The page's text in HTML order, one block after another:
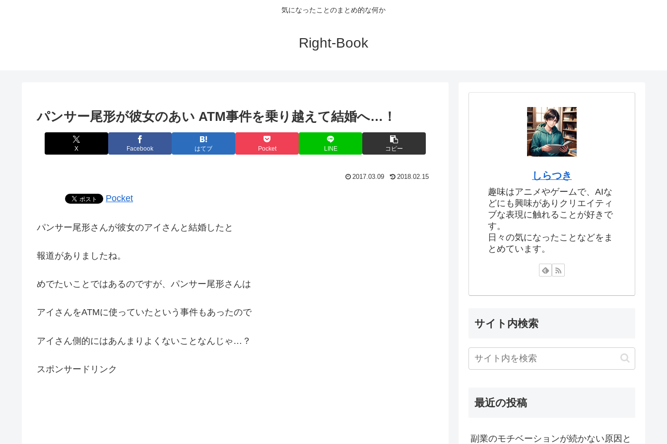
気になったことのまとめ的な何か
Right-Book
パンサー尾形が彼女のあい ATM事件を乗り越えて結婚へ…！
X Facebook はてブ Pocket LINE コピー
2017.03.09 2018.02.15
Pocket
パンサー尾形さんが彼女のアイさんと結婚したと
報道がありましたね。
めでたいことではあるのですが、パンサー尾形さんは
アイさんをATMに使っていたという事件もあったので
アイさん側的にはあんまりよくないことなんじゃ…？
スポンサードリンク
しらつき
趣味はアニメやゲームで、AIな
どにも興味がありクリエイティ
ブな表現に触れることが好きで
す。
日々の気になったことなどをま
とめています。
サイト内検索
最近の投稿
副業のモチベーションが続かない原因と